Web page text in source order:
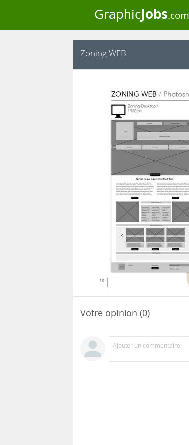
GraphicJobs.com
Zoning WEB
Votre opinion (0)
Ajouter un commentaire